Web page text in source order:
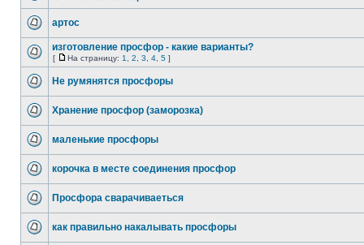
артос
изготовление просфор - какие варианты?
[ На страницу: 1 2 3 4 5 ]
Не румянятся просфоры
Хранение просфор (заморозка)
маленькие просфоры
корочка в месте соединения просфор
Просфора сварачиваеться
как правильно накалывать просфоры